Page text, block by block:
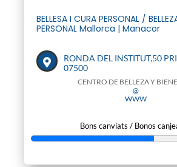
BELLESA I CURA PERSONAL /
PERSONAL Mallorca | Manacor
RONDA DEL INSTITUT,50
07500
CENTRO DE BELLEZA Y
@
WWW
Bons canviats / Bonos